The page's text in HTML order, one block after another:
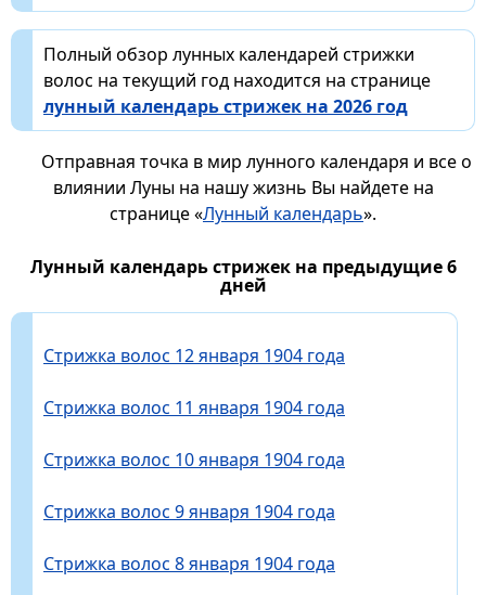
Полный обзор лунных календарей стрижки
волос на текущий год находится на странице
лунный календарь стрижек на 2026 год
Отправная точка в мир лунного календаря и все о
влиянии Луны на нашу жизнь Вы найдете на
странице «Лунный календарь».
Лунный календарь стрижек на предыдущие 6
дней
Стрижка волос 12 января 1904 года
Стрижка волос 11 января 1904 года
Стрижка волос 10 января 1904 года
Стрижка волос 9 января 1904 года
Стрижка волос 8 января 1904 года